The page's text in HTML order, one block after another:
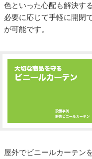
色といった心配も解決す
必要に応じて手軽に開閉
が可能です。
屋外でビニールカーテン